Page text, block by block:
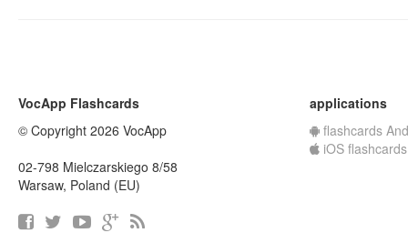
VocApp Flashcards
© Copyright 2026 VocApp
02-798 Mielczarskiego 8/58
Warsaw, Poland (EU)
applications
flashcards
iOS flashcards